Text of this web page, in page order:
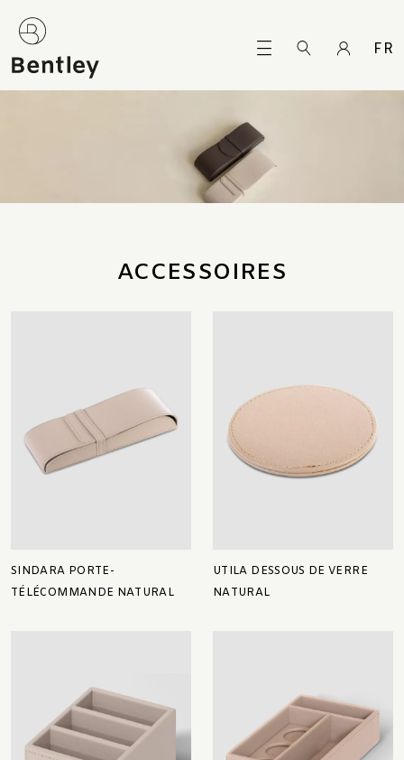
FR
ACCESSOIRES
SINDARA PORTE-
TÉLÉCOMMANDE NATURAL
UTILA DESSOUS DE VERRE
NATURAL